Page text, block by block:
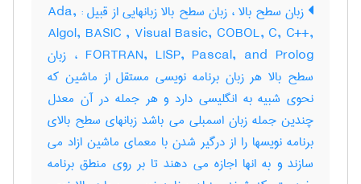
زبان سطح بالا ، زبان سطح بالا زبانهایی از قبیل : Ada,
Algol, BASIC , Visual Basic, COBOL, C, C++,
FORTRAN, LISP, Pascal, and Prolog ، زبان
سطح بالا هر زبان برنامه نویسی مستقل از ماشین که
نحوی شبیه به انگلیسی دارد و هر جمله در آن معدل
چندین جمله زبان اسمبلی می باشد زبانهای سطح بالای
برنامه نویسها را از درگیر شدن با معمای ماشین ازاد می
سازند و به انها اجازه می دهند تا بر روی منطق برنامه